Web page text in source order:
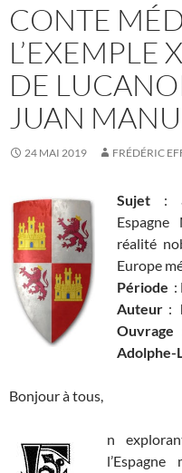
CONTE
L’EXEMPLE
DE
JUAN
24 MAI 2019 FRÉDÉRIC
Sujet :
Espagne
réalité
Europe
Période :
Auteur :
Ouvrage
Adolphe-
Bonjour à tous,
n